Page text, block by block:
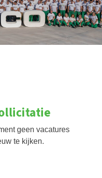
geen vacatures
te kijken.